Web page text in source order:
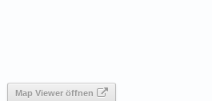
Map Viewer öffnen